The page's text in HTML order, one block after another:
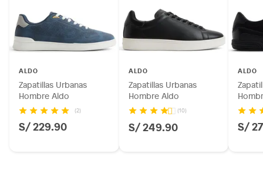
ALDO
Zapatillas Urbanas
Hombre Aldo
(2)
S/ 229.90
ALDO
Zapatillas Urbanas
Hombre Aldo
(10)
S/ 249.90
ALDO
S/